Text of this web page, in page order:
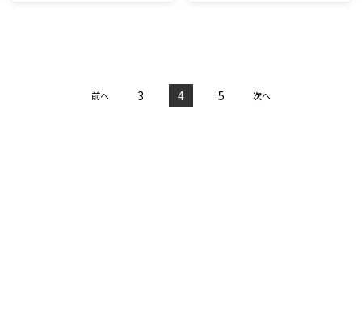
前へ 3 4 5 次へ